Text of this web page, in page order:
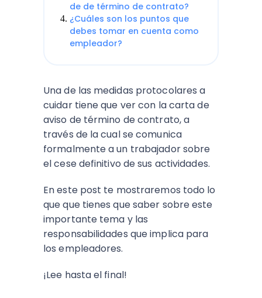
de de término de contrato?
¿Cuáles son los puntos que
debes tomar en cuenta como
empleador?
Una de las medidas protocolares a
cuidar tiene que ver con la carta de
aviso de término de contrato, a
través de la cual se comunica
formalmente a un trabajador sobre
el cese definitivo de sus actividades.
En este post te mostraremos todo lo
que que tienes que saber sobre este
importante tema y las
responsabilidades que implica para
los empleadores.
¡Lee hasta el final!